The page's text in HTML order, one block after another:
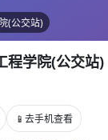
(公交站)
程学院(公交站)
📱 去手机查看